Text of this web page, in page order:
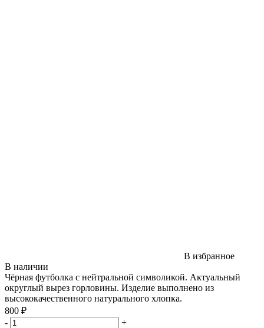
В избранное
В наличии
Чёрная футболка с нейтральной символикой. Актуальный
округлый вырез горловины. Изделие выполнено из
высококачественного натурального хлопка.
800 ₽
-
+